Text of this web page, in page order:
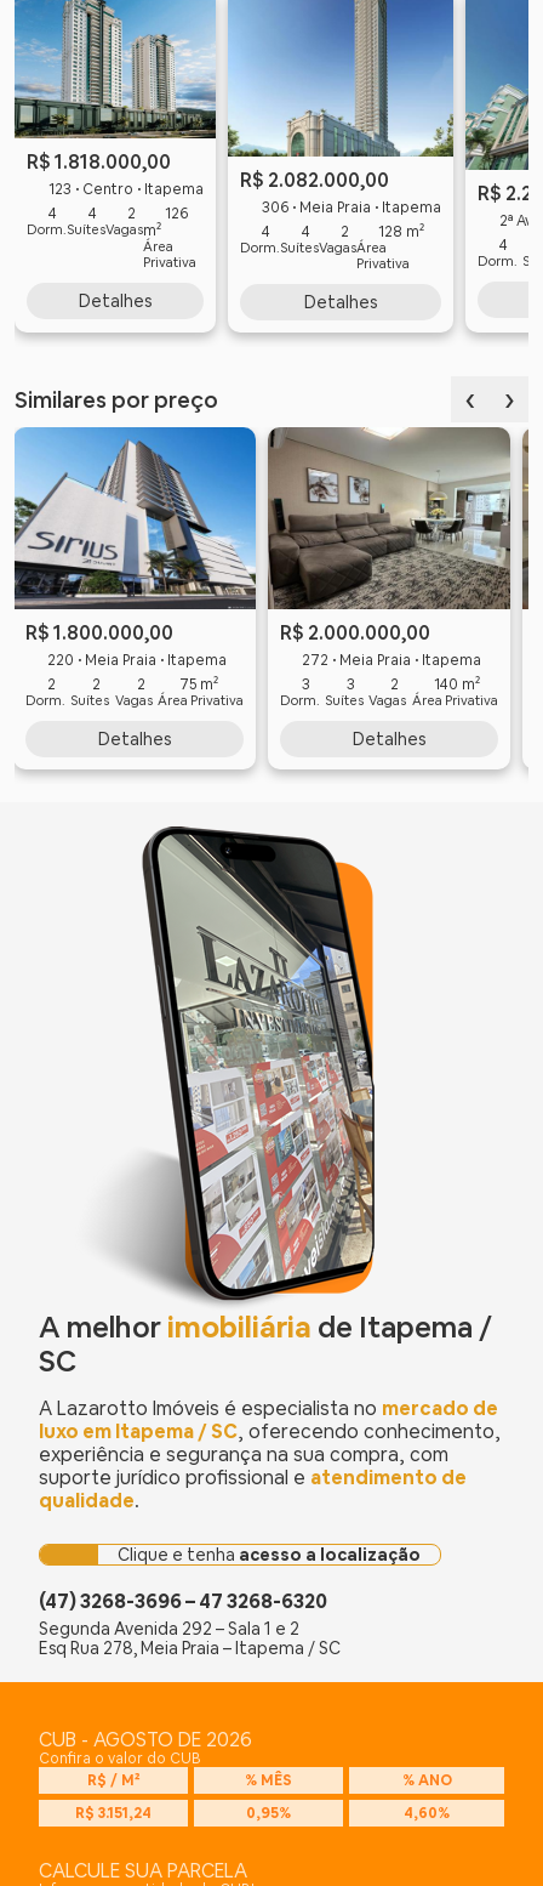
R$ 1.818.000,00
123 • Centro • Itapema
4
Dorm.
4
Suítes
2
Vagas
126
m²
Área
Privativa
Detalhes
R$ 2.082.000,00
306 • Meia Praia • Itapema
4
Dorm.
4
Suítes
2
Vagas
128 m²
Área
Privativa
Detalhes
R$
2ª
4
Dorm.
Similares por preço ‹ ›
R$ 1.800.000,00
220 • Meia Praia • Itapema
2
Dorm.
2
Suítes
2
Vagas
75 m²
Área Privativa
Detalhes
R$ 2.000.000,00
272 • Meia Praia • Itapema
3
Dorm.
3
Suítes
2
Vagas
140 m²
Área Privativa
Detalhes
A melhorimobiliária de Itapema /
SC
A Lazarotto Imóveis é especialista no mercado de
luxo em Itapema / SC, oferecendo conhecimento,
experiência e segurança na sua compra, com
suporte jurídico profissional e atendimento de
qualidade.
Clique e tenha acesso a localização
(47) 3268-3696 – 47 3268-6320
Segunda Avenida 292 – Sala 1 e 2
Esq Rua 278, Meia Praia – Itapema / SC
CUB - AGOSTO DE 2026
Confira o valor do CUB
R$ / M²
% MÊS
% ANO
R$ 3.151,24
0,95% 4,60%
CALCULE SUA PARCELA